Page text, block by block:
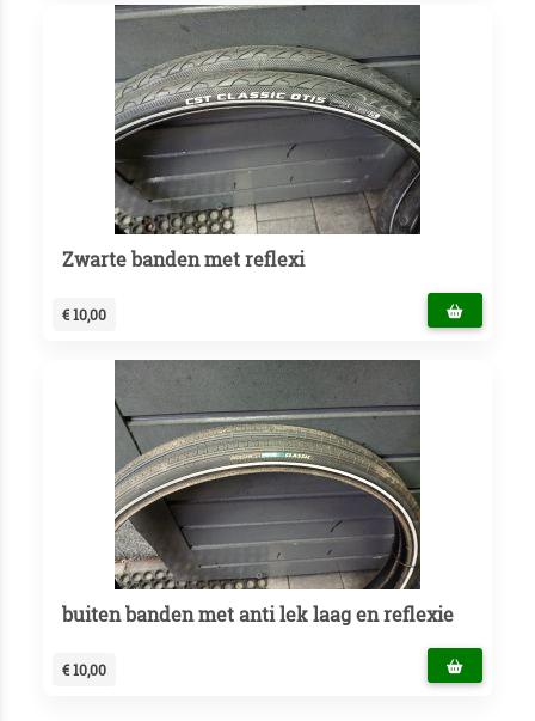
Zwarte banden met reflexi
€ 10,00
buiten banden met anti lek laag en reflexie
€ 10,00